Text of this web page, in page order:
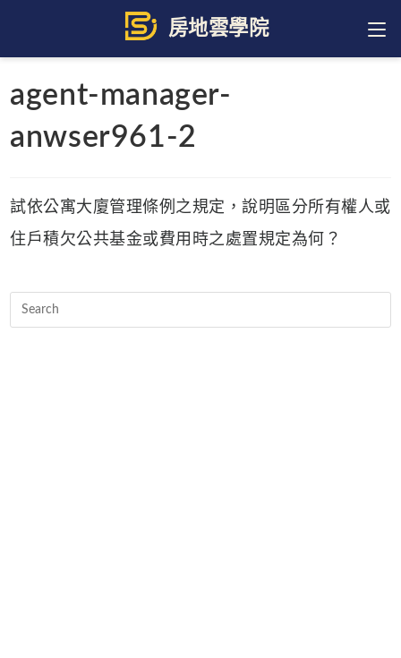
content
agent-manager-
anwser961-2
試依公寓大廈管理條例之規定，說明區分所有權人或
住戶積欠公共基金或費用時之處置規定為何？